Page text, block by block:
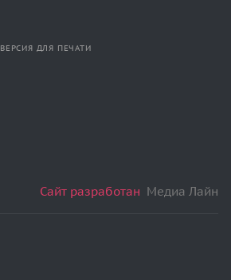
ВЕРСИЯ ДЛЯ ПЕЧАТИ
Сайт разработан Медиа Лайн